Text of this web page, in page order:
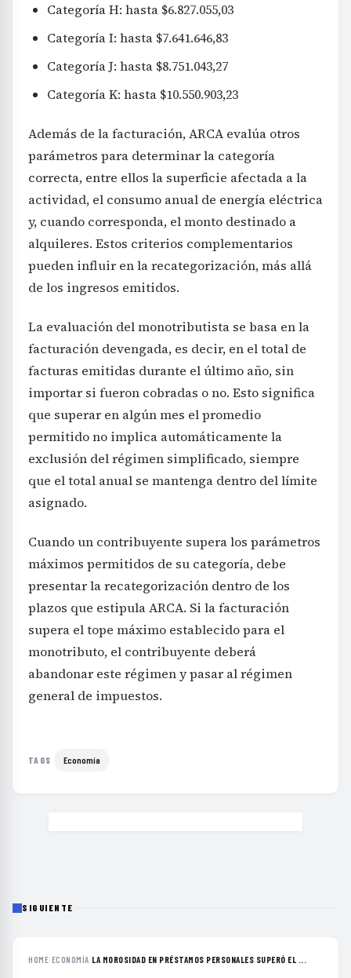
Categoría H: hasta $6.827.055,03
Categoría I: hasta $7.641.646,83
Categoría J: hasta $8.751.043,27
Categoría K: hasta $10.550.903,23
Además de la facturación, ARCA evalúa otros
parámetros para determinar la categoría
correcta, entre ellos la superficie afectada a la
actividad, el consumo anual de energía eléctrica
y, cuando corresponda, el monto destinado a
alquileres. Estos criterios complementarios
pueden influir en la recategorización, más allá
de los ingresos emitidos.
La evaluación del monotributista se basa en la
facturación devengada, es decir, en el total de
facturas emitidas durante el último año, sin
importar si fueron cobradas o no. Esto significa
que superar en algún mes el promedio
permitido no implica automáticamente la
exclusión del régimen simplificado, siempre
que el total anual se mantenga dentro del límite
asignado.
Cuando un contribuyente supera los parámetros
máximos permitidos de su categoría, debe
presentar la recategorización dentro de los
plazos que estipula ARCA. Si la facturación
supera el tope máximo establecido para el
monotributo, el contribuyente deberá
abandonar este régimen y pasar al régimen
general de impuestos.
TAGS Economía
SIGUIENTE
HOME›ECONOMÍA›LA MOROSIDAD EN PRÉSTAMOS PERSONALES SUPERÓ EL ...